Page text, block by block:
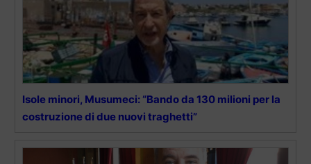
Isole minori, Musumeci: “Bando da 130 milioni per la
costruzione di due nuovi traghetti”